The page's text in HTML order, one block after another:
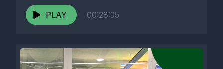
PLAY 00:28:05